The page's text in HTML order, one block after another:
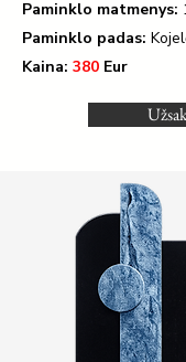
Paminklo matmenys:
Paminklo padas:
Kaina: 380 Eur